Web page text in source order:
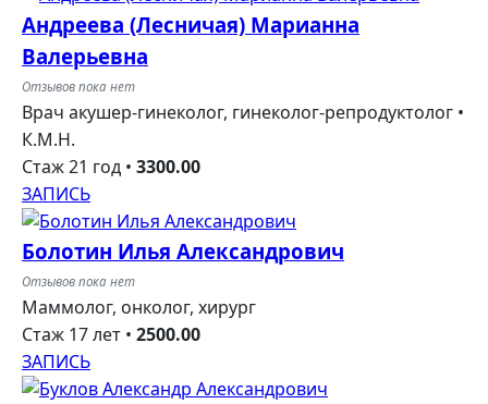
Андреева (Лесничая) Марианна
Валерьевна
Отзывов пока нет
Врач акушер-гинеколог, гинеколог-репродуктолог •
К.М.Н.
Стаж 21 год • 3300.00
ЗАПИСЬ
Болотин Илья Александрович
Отзывов пока нет
Маммолог, онколог, хирург
Стаж 17 лет • 2500.00
ЗАПИСЬ